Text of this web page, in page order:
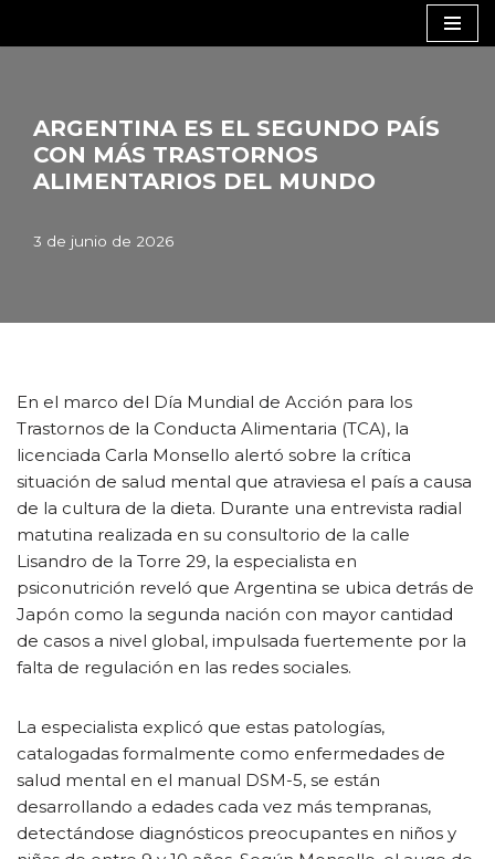
ARGENTINA ES EL SEGUNDO PAÍS
CON MÁS TRASTORNOS
ALIMENTARIOS DEL MUNDO
3 de junio de 2026
En el marco del Día Mundial de Acción para los
Trastornos de la Conducta Alimentaria (TCA), la
licenciada Carla Monsello alertó sobre la crítica
situación de salud mental que atraviesa el país a causa
de la cultura de la dieta. Durante una entrevista radial
matutina realizada en su consultorio de la calle
Lisandro de la Torre 29, la especialista en
psiconutrición reveló que Argentina se ubica detrás de
Japón como la segunda nación con mayor cantidad
de casos a nivel global, impulsada fuertemente por la
falta de regulación en las redes sociales.
La especialista explicó que estas patologías,
catalogadas formalmente como enfermedades de
salud mental en el manual DSM-5, se están
desarrollando a edades cada vez más tempranas,
detectándose diagnósticos preocupantes en niños y